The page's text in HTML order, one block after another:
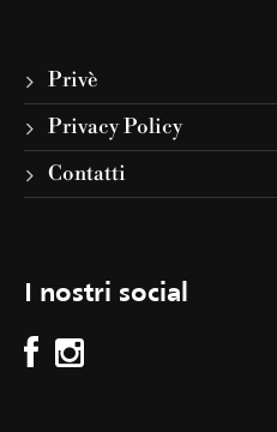
Privè
Privacy Policy
Contatti
I nostri social